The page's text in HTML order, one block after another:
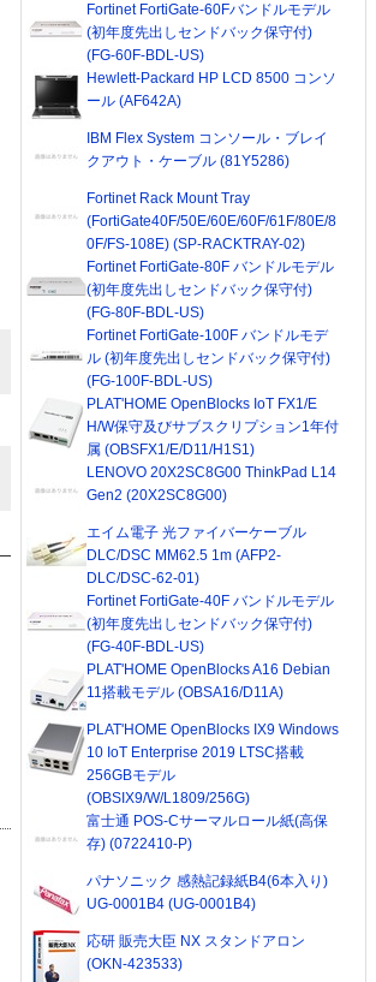
Fortinet FortiGate-60Fバンドルモデル
(初年度先出しセンドバック保守付)
(FG-60F-BDL-US)
Hewlett-Packard HP LCD 8500 コンソ
ール (AF642A)
IBM Flex System コンソール・ブレイ
クアウト・ケーブル (81Y5286)
Fortinet Rack Mount Tray
(FortiGate40F/50E/60E/60F/61F/80E/8
0F/FS-108E) (SP-RACKTRAY-02)
Fortinet FortiGate-80F バンドルモデル
(初年度先出しセンドバック保守付)
(FG-80F-BDL-US)
Fortinet FortiGate-100F バンドルモデ
ル (初年度先出しセンドバック保守付)
(FG-100F-BDL-US)
PLAT'HOME OpenBlocks IoT FX1/E
H/W保守及びサブスクリプション1年付
属 (OBSFX1/E/D11/H1S1)
LENOVO 20X2SC8G00 ThinkPad L14
Gen2 (20X2SC8G00)
エイム電子 光ファイバーケーブル
DLC/DSC MM62.5 1m (AFP2-
DLC/DSC-62-01)
Fortinet FortiGate-40F バンドルモデル
(初年度先出しセンドバック保守付)
(FG-40F-BDL-US)
PLAT'HOME OpenBlocks A16 Debian
11搭載モデル (OBSA16/D11A)
PLAT'HOME OpenBlocks IX9 Windows
10 IoT Enterprise 2019 LTSC搭載
256GBモデル
(OBSIX9/W/L1809/256G)
富士通 POS-Cサーマルロール紙(高保
存) (0722410-P)
パナソニック 感熱記録紙B4(6本入り)
UG-0001B4 (UG-0001B4)
応研 販売大臣 NX スタンドアロン
(OKN-423533)